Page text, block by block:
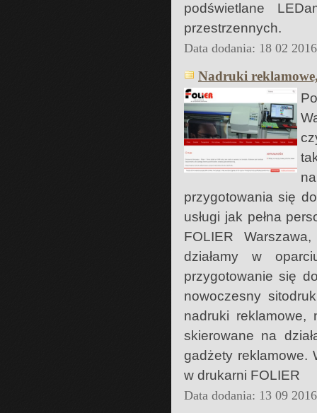
podświetlane
przestrzennych.
Data dodania: 18 02
Nadruki
przygotowania się
usługi jak pełna
FOLIER
działamy w
przygotowanie się
nowoczesny
nadruki reklamowe,
skierowane na
gadżety reklamowe.
w drukarni FOLIER
Data dodania: 13 09